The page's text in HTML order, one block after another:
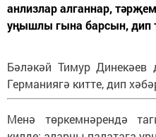
анлизлар алганнар,
уңышлы гына барсын, дип
Бәләкәй Тимур Динекәев
Германиягә китте, дип
Менә төркемнәрендә